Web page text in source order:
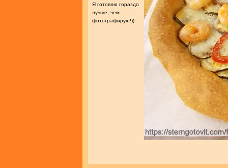
Я готовлю гораздо
лучше, чем
фотографирую!))